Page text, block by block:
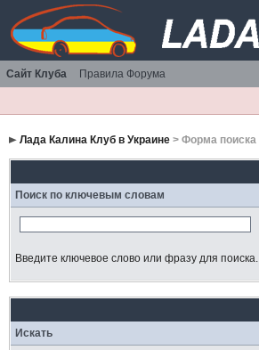
Сайт Клуба Правила Форума
Лада Калина Клуб в Украине> Форма поиска
Поиск по ключевым словам
Введите ключевое слово или фразу для поиска.
Искать